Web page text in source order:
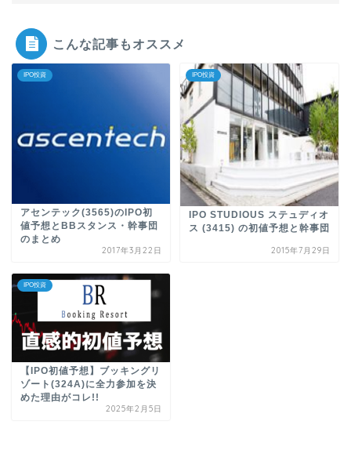
こんな記事もオススメ
IPO投資
アセンテック(3565)のIPO初
値予想とBBスタンス・幹事団
のまとめ
2017年3月22日
IPO投資
IPO STUDIOUS ステュディオ
ス (3415) の初値予想と幹事団
2015年7月29日
IPO投資
【IPO初値予想】ブッキングリ
ゾート(324A)に全力参加を決
めた理由がコレ!!
2025年2月5日